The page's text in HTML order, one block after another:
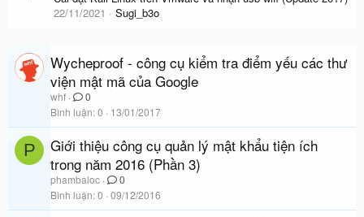
22/11/2021
Sugi_b3o
Wycheproof - công cụ kiểm tra điểm yếu các thư
viện mật mã của Google
whf
0
Bình luận 0 13/01/2017
P
Giới thiệu công cụ quản lý mật khẩu tiện ích
trong năm 2016 (Phần 3)
phambaloc
0
Bình luận 0 09/12/2016